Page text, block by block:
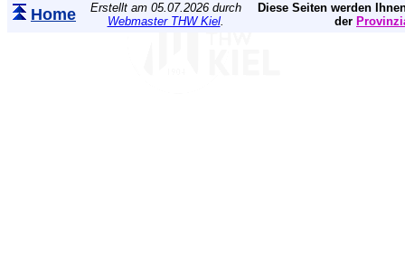
Home
Erstellt am 05.07.2026 durch
Webmaster THW Kiel.
Diese Seiten werden
der